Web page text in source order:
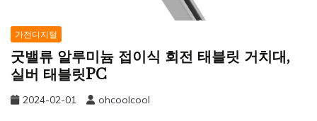
가전디지털
굿밸류 알루미늄 접이식 회전 태블릿 거치대,
실버 태블릿PC
2024-02-01 ohcoolcool